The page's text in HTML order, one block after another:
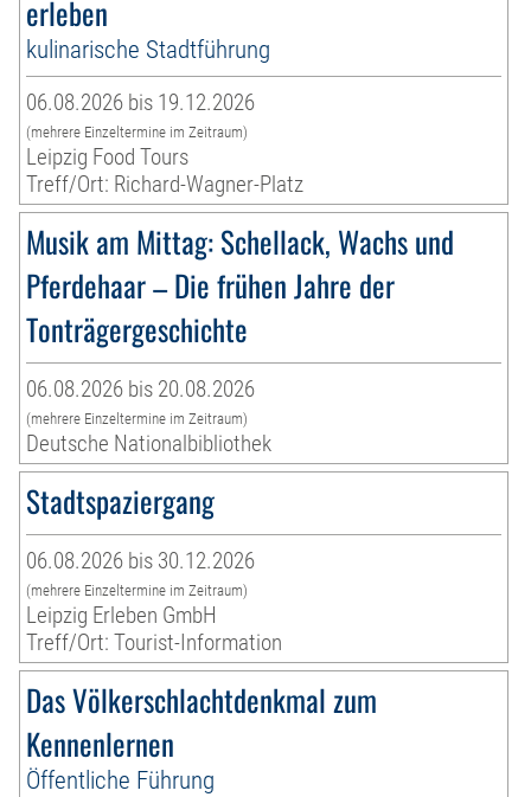
erleben
kulinarische Stadtführung
06.08.2026 bis 19.12.2026
(mehrere Einzeltermine im Zeitraum)
Leipzig Food Tours
Treff/Ort: Richard-Wagner-Platz
Musik am Mittag: Schellack, Wachs und
Pferdehaar – Die frühen Jahre der
Tonträgergeschichte
06.08.2026 bis 20.08.2026
(mehrere Einzeltermine im Zeitraum)
Deutsche Nationalbibliothek
Stadtspaziergang
06.08.2026 bis 30.12.2026
(mehrere Einzeltermine im Zeitraum)
Leipzig Erleben GmbH
Treff/Ort: Tourist-Information
Das Völkerschlachtdenkmal zum
Kennenlernen
Öffentliche Führung